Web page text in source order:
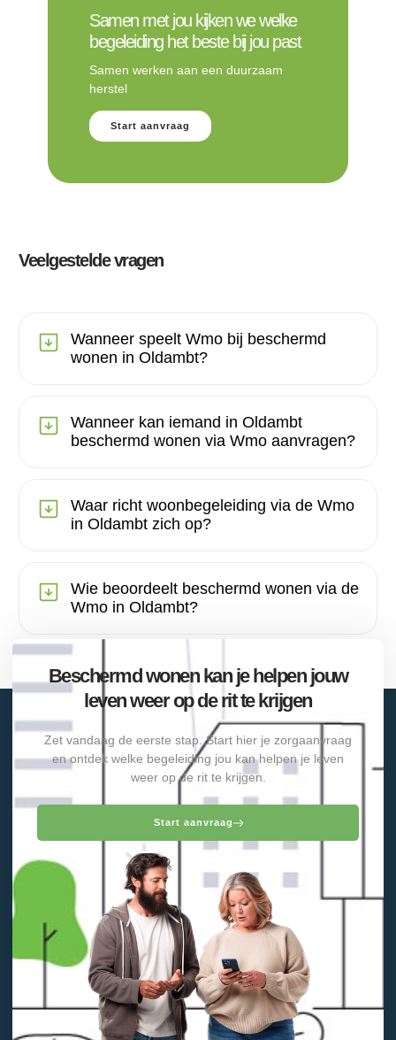
Samen met jou kijken we welke
begeleiding het beste bij jou past
Samen werken aan een duurzaam
herstel
Start aanvraag
Veelgestelde vragen
Wanneer speelt Wmo bij beschermd
wonen in Oldambt?
Wanneer kan iemand in Oldambt
beschermd wonen via Wmo aanvragen?
Waar richt woonbegeleiding via de Wmo
in Oldambt zich op?
Wie beoordeelt beschermd wonen via de
Wmo in Oldambt?
Beschermd wonen kan je helpen jouw
leven weer op de rit te krijgen
Zet vandaag de eerste stap. Start hier je zorgaanvraag
en ontdek welke begeleiding jou kan helpen je leven
weer op de rit te krijgen.
Start aanvraag